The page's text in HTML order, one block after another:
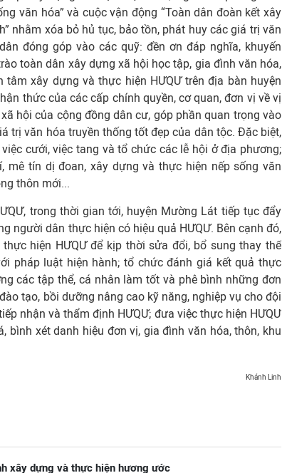
văn hóa” và cuộc vận động “Toàn dân đoàn kết xây
nhằm xóa bỏ hủ tục, bảo tồn, phát huy các giá trị văn
đóng góp vào các quỹ: đền ơn đáp nghĩa, khuyến
toàn dân xây dựng xã hội học tập, gia đình văn hóa,
tâm xây dựng và thực hiện HƯQƯ trên địa bàn huyện
thức của các cấp chính quyền, cơ quan, đơn vị về vị
hội của cộng đồng dân cư, góp phần quan trọng vào
trị văn hóa truyền thống tốt đẹp của dân tộc. Đặc biệt,
cưới, việc tang và tổ chức các lễ hội ở địa phương;
mê tín dị đoan, xây dựng và thực hiện nếp sống văn
thôn mới...
trong thời gian tới, huyện Mường Lát tiếp tục đẩy
người dân thực hiện có hiệu quả HƯQƯ. Bên cạnh đó,
hiện HƯQƯ để kịp thời sửa đổi, bổ sung thay thế
pháp luật hiện hành; tổ chức đánh giá kết quả thực
các tập thể, cá nhân làm tốt và phê bình những đơn
tạo, bồi dưỡng nâng cao kỹ năng, nghiệp vụ cho đội
nhận và thẩm định HƯQƯ; đưa việc thực hiện HƯQƯ
bình xét danh hiệu đơn vị, gia đình văn hóa, thôn, khu
Khánh Linh
xây dựng và thực hiện hương ước